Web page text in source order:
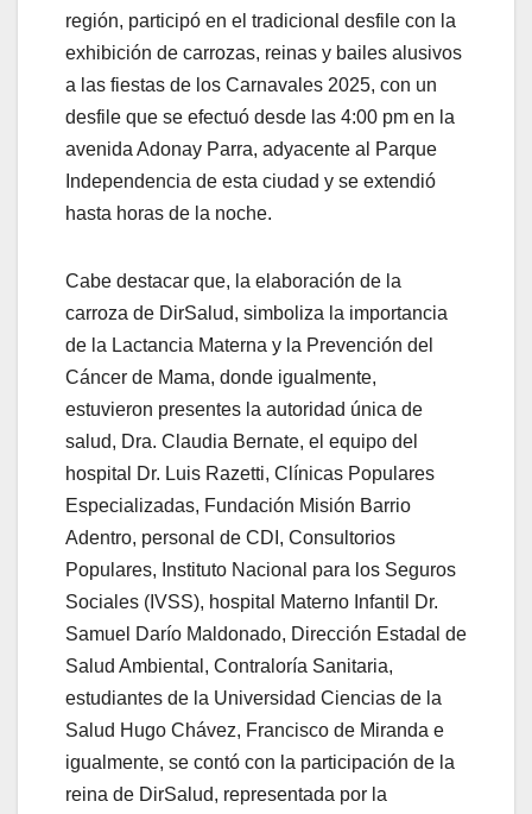
región, participó en el tradicional desfile con la
exhibición de carrozas, reinas y bailes alusivos
a las fiestas de los Carnavales 2025, con un
desfile que se efectuó desde las 4:00 pm en la
avenida Adonay Parra, adyacente al Parque
Independencia de esta ciudad y se extendió
hasta horas de la noche.
Cabe destacar que, la elaboración de la
carroza de DirSalud, simboliza la importancia
de la Lactancia Materna y la Prevención del
Cáncer de Mama, donde igualmente,
estuvieron presentes la autoridad única de
salud, Dra. Claudia Bernate, el equipo del
hospital Dr. Luis Razetti, Clínicas Populares
Especializadas, Fundación Misión Barrio
Adentro, personal de CDI, Consultorios
Populares, Instituto Nacional para los Seguros
Sociales (IVSS), hospital Materno Infantil Dr.
Samuel Darío Maldonado, Dirección Estadal de
Salud Ambiental, Contraloría Sanitaria,
estudiantes de la Universidad Ciencias de la
Salud Hugo Chávez, Francisco de Miranda e
igualmente, se contó con la participación de la
reina de DirSalud, representada por la